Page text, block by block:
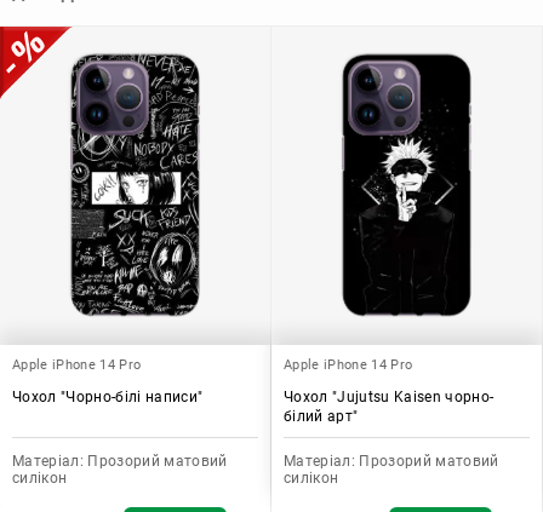
Apple iPhone 14 Pro
Чохол "Чорно-білі написи"
Матеріал: Прозорий матовий
силікон
Apple iPhone 14 Pro
Чохол "Jujutsu Kaisen чорно-
білий арт"
Матеріал: Прозорий матовий
силікон